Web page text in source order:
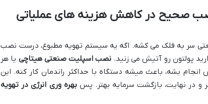
صحیح در کاهش هزینه های عملیاتی
سر به فلک می کشه. اگه یه سیستم تهویه مطبوع، درست نصب
پولتون رو آتیش می زنید. نصب اسپلیت صنعتی هیتاچی یا هر
بشه، باعث میشه دستگاه با حداکثر راندمان کار کنه. این
و در نهایت، بازگشت سرمایه بهتر. پسبهره وری انرژی در تهویه